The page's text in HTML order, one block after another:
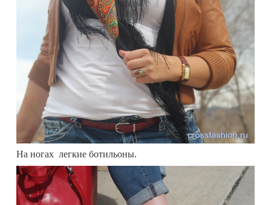
На ногах легкие ботильоны.